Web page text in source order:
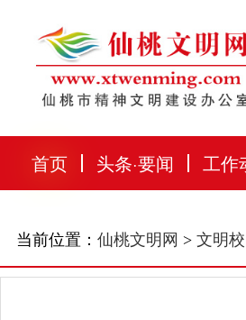
首页 头条·要闻 工作
当前位置： 仙桃文明网 > 文明校